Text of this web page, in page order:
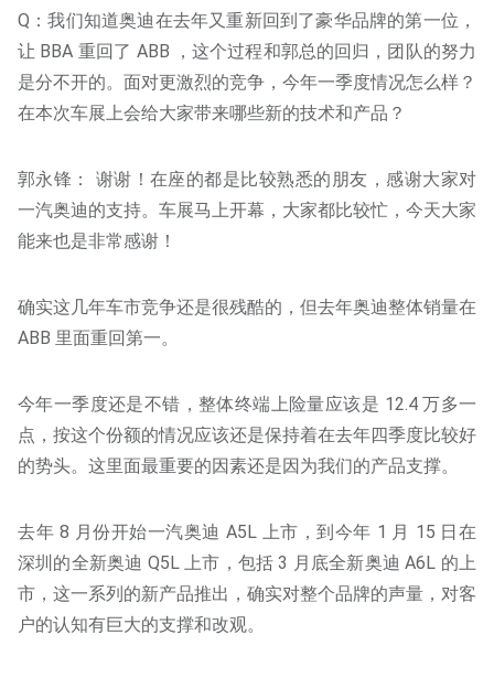
Q：我们知道奥迪在去年又重新回到了豪华品牌的第一位，
让 BBA 重回了 ABB ，这个过程和郭总的回归，团队的努力
是分不开的。面对更激烈的竞争，今年一季度情况怎么样？
在本次车展上会给大家带来哪些新的技术和产品？
郭永锋： 谢谢！在座的都是比较熟悉的朋友，感谢大家对
一汽奥迪的支持。车展马上开幕，大家都比较忙，今天大家
能来也是非常感谢！
确实这几年车市竞争还是很残酷的，但去年奥迪整体销量在
ABB 里面重回第一。
今年一季度还是不错，整体终端上险量应该是 12.4 万多一
点，按这个份额的情况应该还是保持着在去年四季度比较好
的势头。这里面最重要的因素还是因为我们的产品支撑。
去年 8 月份开始一汽奥迪 A5L 上市，到今年 1 月 15 日在
深圳的全新奥迪 Q5L 上市，包括 3 月底全新奥迪 A6L 的上
市，这一系列的新产品推出，确实对整个品牌的声量，对客
户的认知有巨大的支撑和改观。